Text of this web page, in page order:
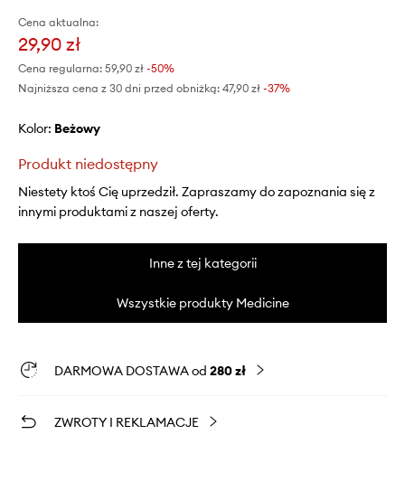
Cena aktualna:
29,90 zł
Cena regularna: 59,90 zł -50%
Najniższa cena z 30 dni przed obniżką: 47,90 zł -37%
Kolor: beżowy
Produkt niedostępny
Niestety ktoś Cię uprzedził. Zapraszamy do zapoznania się z
innymi produktami z naszej oferty.
Inne z tej kategorii
Wszystkie produkty Medicine
DARMOWA DOSTAWA od 280 zł
ZWROTY I REKLAMACJE